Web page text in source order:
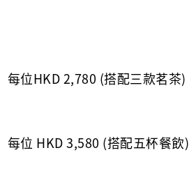
每位HKD 2,780 (搭配三款茗茶)
每位 HKD 3,580 (搭配五杯餐飲)